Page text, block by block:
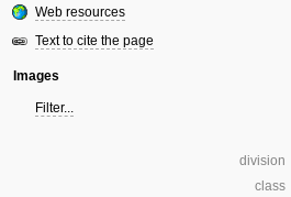
Web resources
Text to cite the page
Images
Filter...
division
class